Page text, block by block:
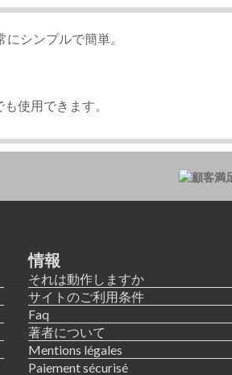
シンプルで簡単。
使用できます。
情報
それは動作しますか
サイトのご利用条件
Faq
著者について
Mentions légales
Paiement sécurisé